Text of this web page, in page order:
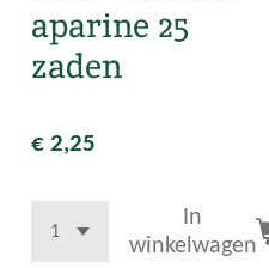
aparine 25
zaden
€ 2,25
In
winkelwagen